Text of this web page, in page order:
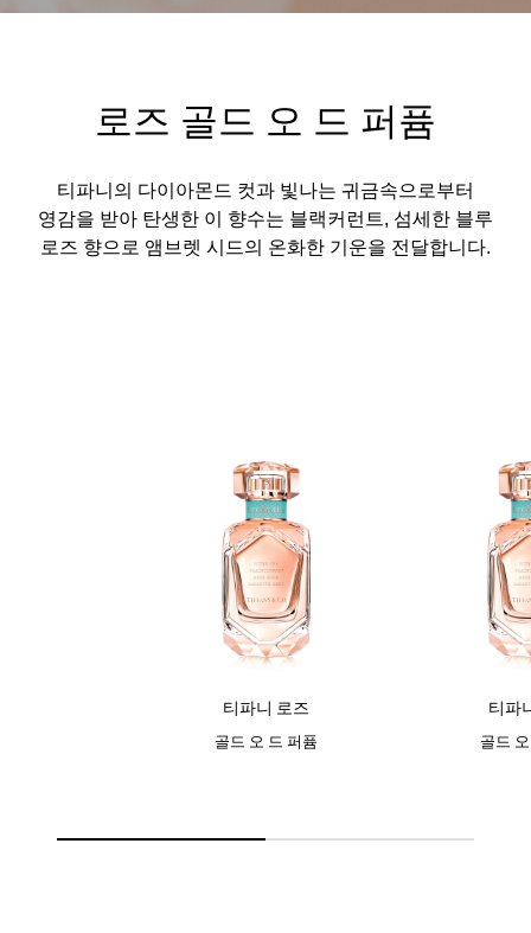
로즈 골드 오 드 퍼퓸
티파니의 다이아몬드 컷과 빛나는 귀금속으로부터
영감을 받아 탄생한 이 향수는 블랙커런트, 섬세한 블루
로즈 향으로 앰브렛 시드의 온화한 기운을 전달합니다.
티파니 로즈
골드 오 드 퍼퓸
티파
골드